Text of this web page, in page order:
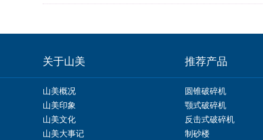
关于山美 推荐产品
山美概况
山美印象
山美文化
山美大事记
圆锥破碎机
颚式破碎机
反击式破碎机
制砂楼